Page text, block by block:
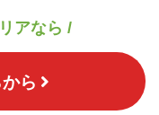
アなら /
ら